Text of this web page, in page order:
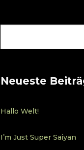
Neueste
Hallo Welt!
I’m Just Super Saiyan